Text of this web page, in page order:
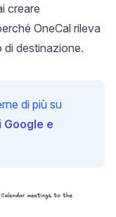
creare
OneCal rileva
di destinazione.
di più su
e